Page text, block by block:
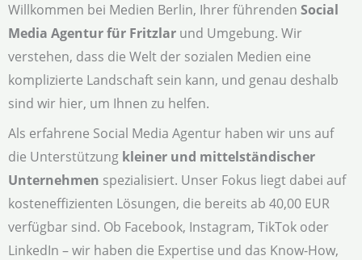
Willkommen bei Medien Berlin, Ihrer führenden Social
Media Agentur für Fritzlar und Umgebung. Wir
verstehen, dass die Welt der sozialen Medien eine
komplizierte Landschaft sein kann, und genau deshalb
sind wir hier, um Ihnen zu helfen.
Als erfahrene Social Media Agentur haben wir uns auf
die Unterstützung kleiner und mittelständischer
Unternehmen spezialisiert. Unser Fokus liegt dabei auf
kosteneffizienten Lösungen, die bereits ab 40,00 EUR
verfügbar sind. Ob Facebook, Instagram, TikTok oder
LinkedIn – wir haben die Expertise und das Know-How,